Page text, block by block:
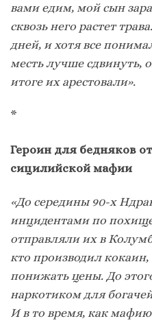
вами едим, мой сын
сквозь него растет
дней, и хотя все
месть лучше сдвинуть,
итоге их арестовали».
*
Героин для бедняков
сицилийской мафии
«До середины 90-х
инцидентами по
отправляли их в
кто производил
понижать цены. До
наркотиком для
И в то время, как